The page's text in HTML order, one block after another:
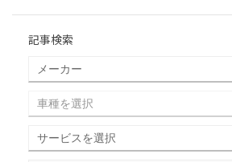
記事検索